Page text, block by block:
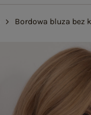
Bordowa bluza bez